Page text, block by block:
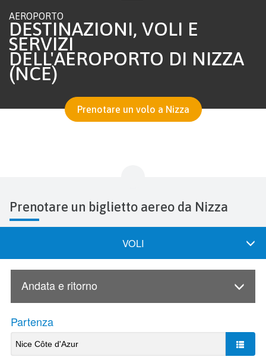
AEROPORTO
DESTINAZIONI, VOLI E
SERVIZI
DELL'AEROPORTO DI NIZZA
(NCE)
Prenotare un volo a Nizza
Prenotare un biglietto aereo da Nizza